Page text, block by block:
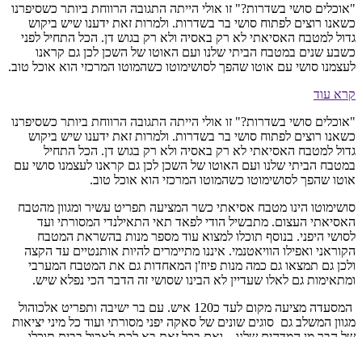
סושי בשדרות?" זו אולי הייתה התגובה הרווחת ביותר כשסיפרנו
רוצים לפתוח סושי בר בשדרות. ולמרות זאת ידענו שיש ביקוש
למטבח האסיאתי לא רק באסיה ולא רק בגוש דן. הכל התחיל לפני
שנים במטבח הביתי שלנו ועם האוטו של השכן לכן גם קראנו
סושי עם אוטו שהפך לסושימוטו כשהמוטו המרכזי הוא אוכל טוב.
עוד
סושי בשדרות?" זו אולי הייתה התגובה הרווחת ביותר כשסיפרנו
רוצים לפתוח סושי בר בשדרות. ולמרות זאת ידענו שיש ביקוש
למטבח האסיאתי לא רק באסיה ולא רק בגוש דן. הכל התחיל
הביתי שלנו ועם האוטו של השכן לכן גם קראנו לעצמנו סושי עם
שהפך לסושימוטו כשהמוטו המרכזי הוא אוכל טוב.
הינו מטבח אסיאתי כשר המציעה תפריט עשיר ומגוון מהטבח
העצום. מתבשיל הודי לפאד תאי התאילנדי המסורתי ועד
היפני. בנוסף תוכלו למצוא עוד מספר מנות בהשראת המטבח
ואפילו הוויאטנמי. איננו מתיימרים להיות אותנטיים עד הקצה
גם תמצאו גם כמה מנות פיוז'ן המאחדות גם את המטבח המערבי
גם לאלו שעדיין לא הבינו שסושי זה הדבר הכי נפלא שיש.
המסעדה מציעה מקום לעד כ120 איש. עם בר ישיבה ותפריט אלכוהול
המשלב גם סוגים שונים של סאקה יפני מסורתי ועוד כל מיני יציאות